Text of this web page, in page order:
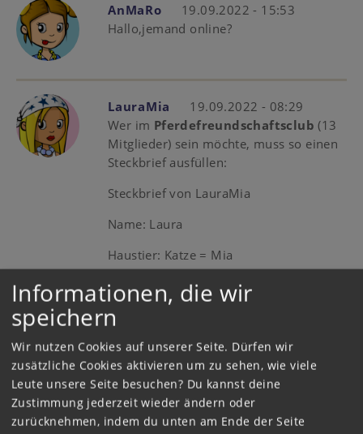
AnMaRo
19.09.2022 - 15:53
Hallo,jemand online?
LauraMia
19.09.2022 - 08:29
Wer im Pferdefreundschaftsclub (13
Mitglieder) sein möchte, muss so einen
Steckbrief ausfüllen:
Steckbrief von LauraMia
Name: Laura
Haustier: Katze = Mia
Lieblingstier: Katze, Hühner,
Schildkröten
Alter: 10 + 1
Lieblingscharakter: Karla Kolumna
Freunde: 17 (auch DilaraG, FinnL,
Informationen, die wir
speichern
Wir nutzen Cookies auf unserer Seite. Dürfen wir
zusätzliche Cookies aktivieren um zu sehen, wie viele
Leute unsere Seite besuchen? Du kannst deine
Zustimmung jederzeit wieder ändern oder
zurücknehmen, indem du unten am Ende der Seite